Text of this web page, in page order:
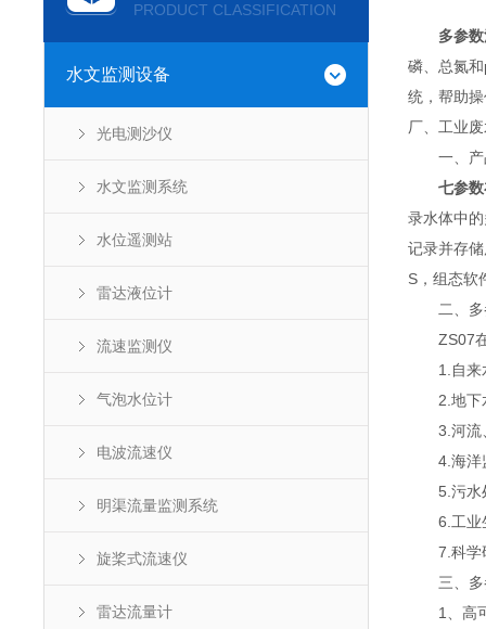
PRODUCT CLASSIFICATION
水文监测设备
光电测沙仪
水文监测系统
水位遥测站
雷达液位计
流速监测仪
气泡水位计
电波流速仪
明渠流量监测系统
旋桨式流速仪
雷达流量计
多参
磷、总氮
统，帮助
厂、工业
一、产
七参
录水体中
记录并存
S，组态软
二、多
ZS07在
1.自来水
2.地下水
3.河流、
4.海洋监
5.污水处
6.工业生
7.科学研
三、多
1、高可